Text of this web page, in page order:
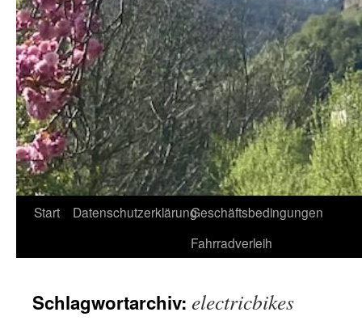
Start DatenschutzerklärungGeschäftsbedingungen
Fahrradverleih
Schlagwortarchiv: electricbikes